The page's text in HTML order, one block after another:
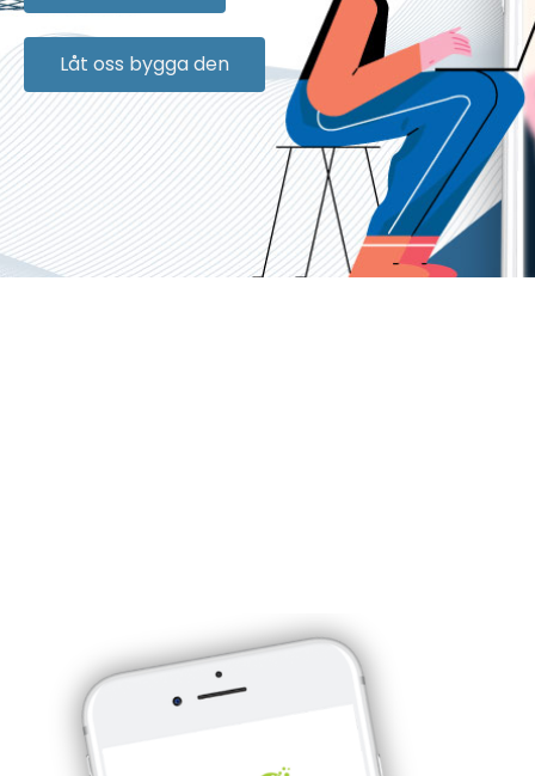
Låt oss bygga den